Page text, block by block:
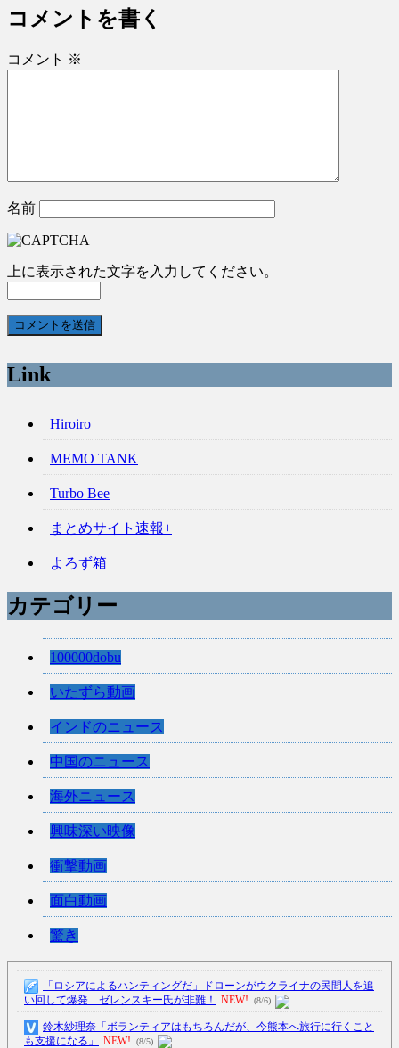
コメントを書く
コメント ※
名前
上に表示された文字を入力してください。
Link
Hiroiro
MEMO TANK
Turbo Bee
まとめサイト速報+
よろず箱
カテゴリー
100000dobu
いたずら動画
インドのニュース
中国のニュース
海外ニュース
興味深い映像
衝撃動画
面白動画
驚き
「ロシアによるハンティングだ」ドローンがウクライナの民間人を追
い回して爆発…ゼレンスキー氏が非難！
NEW! (8/6)
鈴木紗理奈「ボランティアはもちろんだが、今熊本へ旅行に行くこと
も支援になる」
NEW! (8/5)